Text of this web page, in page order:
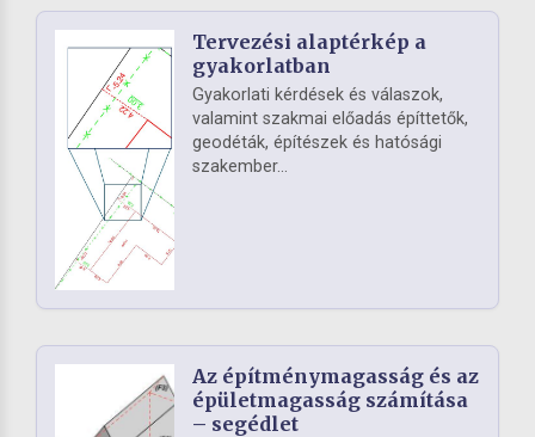
Tervezési alaptérkép a
gyakorlatban
Gyakorlati kérdések és válaszok,
valamint szakmai előadás építtetők,
geodéták, építészek és hatósági
szakember...
Az építménymagasság és az
épületmagasság számítása
– segédlet